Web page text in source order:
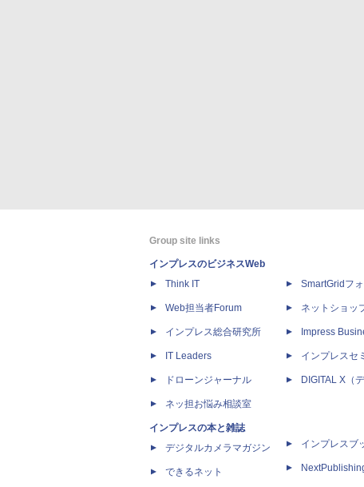
Group site links
インプレスのビジネスWeb
Think IT
Web担当者Forum
インプレス総合研究所
IT Leaders
ドローンジャーナル
ネッ担お悩み相談室
インプレスの本と雑誌
デジタルカメラマガジン
できるネット
SmartGridフ
ネットショッ
Impress
インプレスセ
DIGITAL X（
インプレスブ